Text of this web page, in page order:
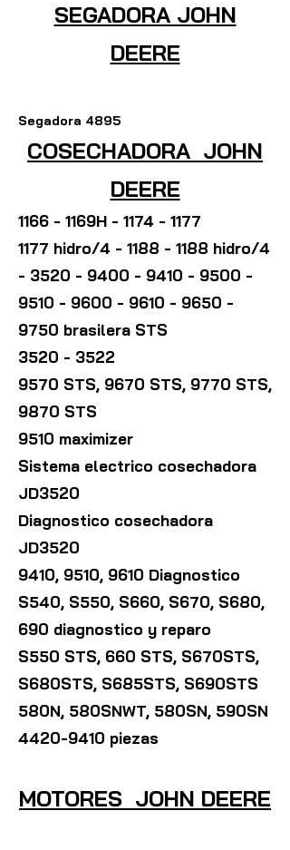
SEGADORA JOHN
DEERE
Segadora 4895
COSECHADORA JOHN
DEERE
1166 - 1169H - 1174 - 1177
1177 hidro/4 - 1188 - 1188 hidro/4
- 3520 - 9400 - 9410 - 9500 -
9510 - 9600 - 9610 - 9650 -
9750 brasilera STS
3520 - 3522
9570 STS, 9670 STS, 9770 STS,
9870 STS
9510 maximizer
Sistema electrico cosechadora
JD3520
Diagnostico cosechadora
JD3520
9410, 9510, 9610 Diagnostico
S540, S550, S660, S670, S680,
690 diagnostico y reparo
S550 STS, 660 STS, S670STS,
S680STS, S685STS, S690STS
580N, 580SNWT, 580SN, 590SN
4420-9410 piezas
MOTORES JOHN DEERE